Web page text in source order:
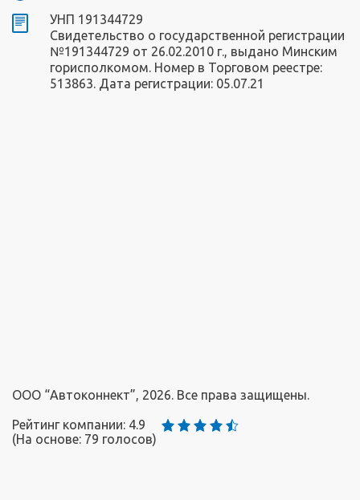
УНП 191344729
Свидетельство о государственной регистрации
№191344729 от 26.02.2010 г., выдано Минским
горисполкомом. Номер в Торговом реестре:
513863. Дата регистрации: 05.07.21
ООО “Автоконнект”, 2026. Все права защищены.
Рейтинг компании: 4.9
(На основе: 79 голосов)